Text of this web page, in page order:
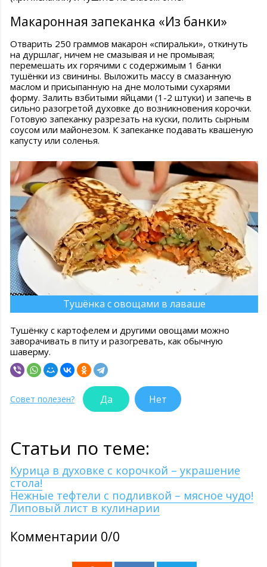
Макаронная запеканка «Из банки»
Отварить 250 граммов макарон «спиральки», откинуть
на дуршлаг, ничем не смазывая и не промывая;
перемешать их горячими с содержимым 1 банки
тушёнки из свинины. Выложить массу в смазанную
маслом и присыпанную на дне молотыми сухарями
форму. Залить взбитыми яйцами (1-2 штуки) и запечь в
сильно разогретой духовке до возникновения корочки.
Готовую запеканку разрезать на куски, полить сырным
соусом или майонезом. К запеканке подавать квашеную
капусту или соленья.
Тушёнка с овощами в лаваше
Тушёнку с картофелем и другими овощами можно
заворачивать в питу и разогревать, как обычную
шаверму.
Совет полезен? Да Нет
Статьи по теме:
Курица в духовке с корочкой – украшение
стола!
Нежные тефтели с подливкой – мясное чудо!
Липовый лист в кулинарии
Комментарии 0/0